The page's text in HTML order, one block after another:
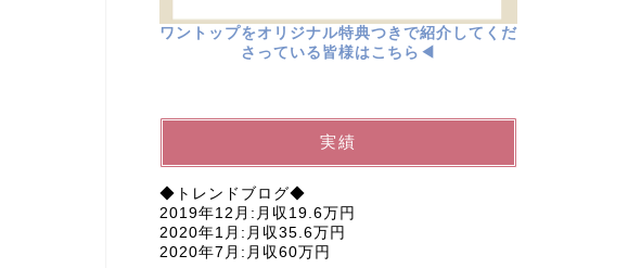
ワントップをオリジナル特典つきで紹介してくだ
さっている皆様はこちら◀︎
実績
◆トレンドブログ◆
2019年12月:月収19.6万円
2020年1月:月収35.6万円
2020年7月:月収60万円